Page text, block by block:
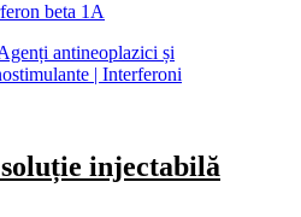
beta 1A
antineoplazici și
| Interferoni
injectabilă